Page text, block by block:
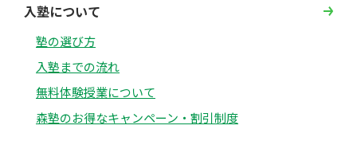
入塾について
塾の選び方
入塾までの流れ
無料体験授業について
森塾のお得なキャンペーン・割引制度